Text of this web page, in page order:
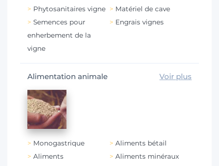
Phytosanitaires vigne
Matériel de cave
Semences pour
enherbement de la
vigne
Engrais vignes
Alimentation animale Voir plus
Monogastrique
Aliments bétail
Aliments
Aliments minéraux